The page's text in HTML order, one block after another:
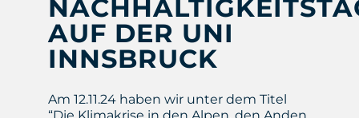
AUF DER UNI
INNSBRUCK
Am 12.11.24 haben wir unter dem Titel